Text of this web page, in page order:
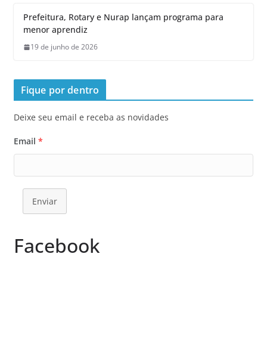
Prefeitura, Rotary e Nurap lançam programa para
menor aprendiz
19 de junho de 2026
Fique por dentro
Deixe seu email e receba as novidades
Email *
Enviar
Facebook